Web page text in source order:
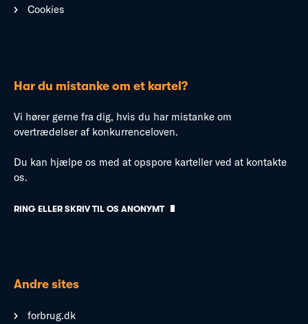
Cookies
Har du mistanke om et kartel?
Vi hører gerne fra dig, hvis du har mistanke om
overtrædelser af konkurrenceloven.
Du kan hjælpe os med at opspore karteller ved at kontakte
os.
RING ELLER SKRIV TIL OS ANONYMT
Andre sites
forbrug.dk